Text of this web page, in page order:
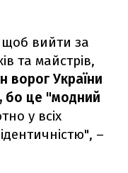
щоб вийти за
та майстрів,
ворог України
бо це "модний
у всіх
–